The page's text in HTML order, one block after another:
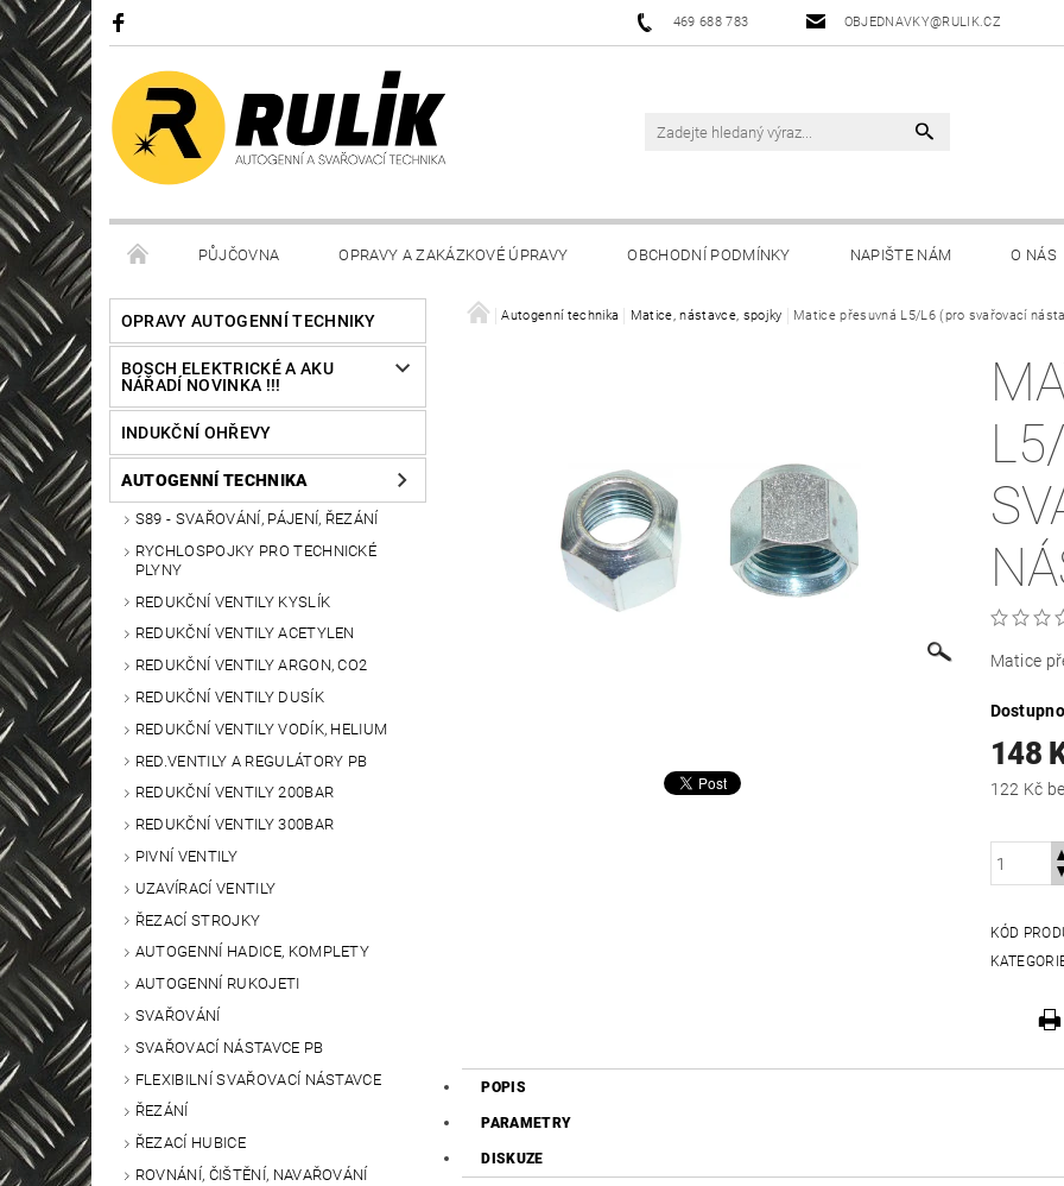
469 688 783 OBJEDNAVKY@RULIK.CZ
PŮJČOVNA OPRAVY A ZAKÁZKOVÉ ÚPRAVY OBCHODNÍ PODMÍNKY NAPIŠTE NÁM O NÁS
OPRAVY AUTOGENNÍ TECHNIKY
BOSCH ELEKTRICKÉ A AKU
NÁŘADÍ NOVINKA !!!
INDUKČNÍ OHŘEVY
AUTOGENNÍ TECHNIKA
S89 - SVAŘOVÁNÍ, PÁJENÍ, ŘEZÁNÍ
RYCHLOSPOJKY PRO TECHNICKÉ
PLYNY
REDUKČNÍ VENTILY KYSLÍK
REDUKČNÍ VENTILY ACETYLEN
REDUKČNÍ VENTILY ARGON, CO2
REDUKČNÍ VENTILY DUSÍK
REDUKČNÍ VENTILY VODÍK, HELIUM
RED.VENTILY A REGULÁTORY PB
REDUKČNÍ VENTILY 200BAR
REDUKČNÍ VENTILY 300BAR
PIVNÍ VENTILY
UZAVÍRACÍ VENTILY
ŘEZACÍ STROJKY
AUTOGENNÍ HADICE, KOMPLETY
AUTOGENNÍ RUKOJETI
SVAŘOVÁNÍ
SVAŘOVACÍ NÁSTAVCE PB
FLEXIBILNÍ SVAŘOVACÍ NÁSTAVCE
ŘEZÁNÍ
ŘEZACÍ HUBICE
ROVNÁNÍ, ČIŠTĚNÍ, NAVAŘOVÁNÍ
Autogenní technika Matice, nástavce, spojky Matice přesuvná L5/L6 (pro svařovací
Matice
148
KÓD
POPIS
PARAMETRY
DISKUZE